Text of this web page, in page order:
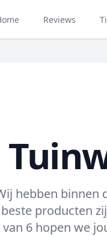
Reviews
hebben binnen
beste producten
van 6 hopen we